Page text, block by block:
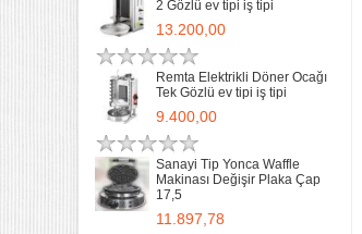
2 Gözlü ev tipi iş tipi
13.200,00
Remta Elektrikli Döner Ocağı
Tek Gözlü ev tipi iş tipi
9.400,00
Sanayi Tip Yonca Waffle
Makinası Değişir Plaka Çap
17,5
11.897,78
32 Lik Kasap Et Kıyma
Makinası 220v Sanayi Tipi
31.850,00
Sanayi tipi Doğalgazlı Tüplü
Ce Belgeli Yer Ocağı Tek
Yanışlı Döküm